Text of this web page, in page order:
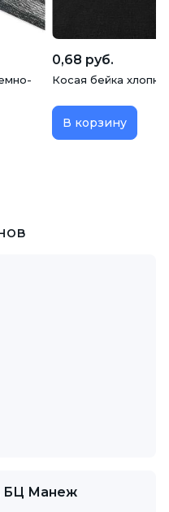
0,68 руб.
Косая бейка
В корзину
БЦ Манеж